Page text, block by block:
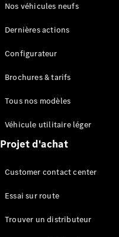
Monospaces
Classe V
Marco Polo
Configurateur
neuves
disponibles
Configurateur
Nos véhicules neufs
Dernières actions
Configurateur
Brochures & tarifs
Tous nos modèles
Véhicule utilitaire léger
Projet d'achat
Customer contact center
Essai sur route
Trouver un distributeur